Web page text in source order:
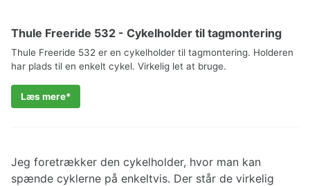
Thule Freeride 532 - Cykelholder til tagmontering
Thule Freeride 532 er en cykelholder til tagmontering. Holderen
har plads til en enkelt cykel. Virkelig let at bruge.
Læs mere
Jeg foretrækker den cykelholder, hvor man kan
spænde cyklerne på enkeltvis. Der står de virkelig